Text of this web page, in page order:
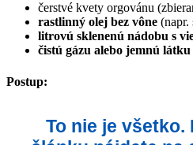
čerstvé kvety orgovánu
rastlinný olej bez vône
litrovú sklenenú nádobu s
čistú gázu alebo jemnú látku
Postup:
To nie je všetko.